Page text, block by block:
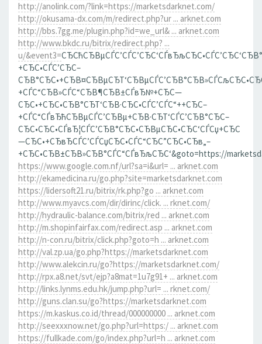
http://anolink.com/?link=https://marketsdarknet.com/
http://okusama-dx.com/m/redirect.php?ur ... arknet.com
http://bbs.7gg.me/plugin.php?id=we_url& ... arknet.com
http://www.bkdc.ru/bitrix/redirect.php? ...
u/&event3=
+СЂС•СЃС’СЂС–
+СЃС“СЂВ»СЃС“СЂВ¶СЂВ±СЃвЂ№+СЂС—
СЂС•+СЂС•СЂВ°СЂТ‘СЂВ·СЂС•СЃС’СЃС“++СЂС–
+СЃС“СЃвЂћСЂВµСЃС’СЂВµ+СЂВ·СЂТ‘СЃС’СЂВ°СЂС–
СЂС•СЂС•СЃвЂ¦СЃС’СЂВ°СЂС•СЂВµСЂС•СЂС‘СЃСџ+СЂС
—СЂС•+СЂвЂСЃС’СЃСџСЂС•СЃС“СЂС”СЂС•СЂв„–
+СЂС•СЂВ±СЂВ»СЂВ°СЃС“СЃвЂљСЂС‘&goto=https://
https://www.google.com.nf/url?sa=i&url= ... arknet.com
http://ekamedicina.ru/go.php?site=marketsdarknet.com
https://lidersoft21.ru/bitrix/rk.php?go ... arknet.com
http://www.myavcs.com/dir/dirinc/click. ... rknet.com/
http://hydraulic-balance.com/bitrix/red ... arknet.com
http://m.shopinfairfax.com/redirect.asp ... arknet.com
http://n-con.ru/bitrix/click.php?goto=h ... arknet.com
http://val.zp.ua/go.php?https://marketsdarknet.com
http://www.alekcin.ru/go?https://marketsdarknet.com/
http://rpx.a8.net/svt/ejp?a8mat=1u7g91+ ... arknet.com
http://links.lynms.edu.hk/jump.php?url= ... rknet.com/
http://guns.clan.su/go?https://marketsdarknet.com
https://m.kaskus.co.id/thread/000000000 ... arknet.com
http://seexxxnow.net/go.php?url=https:/ ... arknet.com
https://fullkade.com/go/index.php?url=h ... arknet.com